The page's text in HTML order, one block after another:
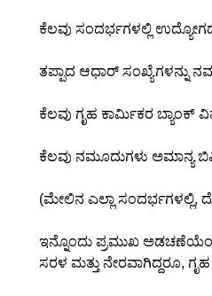
ಕೆಲವು ಸಂದರ್ಭಗಳಲ್ಲಿ
ತಪ್ಪಾದ ಆಧಾರ್ ಸಂಖ್ಯೆಗಳನ್ನು
ಕೆಲವು ಗೃಹ ಕಾರ್ಮಿಕರ ಬ್ಯಾಂಕ್
ಕೆಲವು ನಮೂದುಗಳು ಅಮಾನ್ಯ
(ಮೇಲಿನ ಎಲ್ಲಾ ಸಂದರ್ಭಗಳಲ್ಲಿ,
ಇನ್ನೊಂದು ಪ್ರಮುಖ
ಸರಳ ಮತ್ತು ನೇರವಾಗಿದ್ದರೂ,